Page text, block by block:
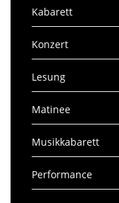
Kabarett
Konzert
Lesung
Matinee
Musikkabarett
Performance